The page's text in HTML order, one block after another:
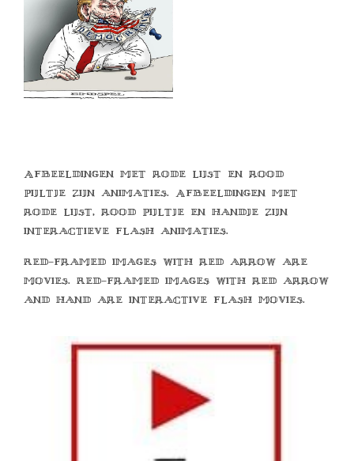
Afbeeldingen met rode lijst en rood
pijltje zijn animaties. Afbeeldingen met
rode lijst, rood pijltje en handje zijn
interactieve flash animaties.
Red-framed images with red arrow are
movies. Red-framed images with red arrow
and hand are interactive flash movies.